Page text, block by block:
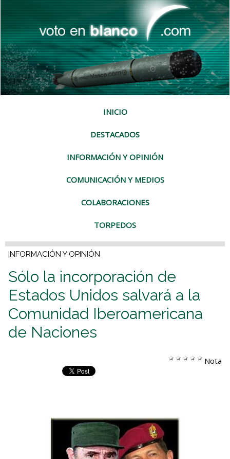
INICIO
DESTACADOS
INFORMACIÓN Y OPINIÓN
COMUNICACIÓN Y MEDIOS
COLABORACIONES
TORPEDOS
INFORMACIÓN Y OPINIÓN
Sólo la incorporación de
Estados Unidos salvará a la
Comunidad Iberoamericana
de Naciones
Nota